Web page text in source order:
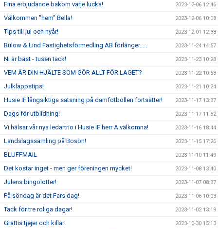
Fina erbjudande bakom varje lucka! 2023-12-06 12:46
Välkommen "hem" Bella! 2023-12-06 10:08
Tips till jul och nyår! 2023-12-01 12:38
Bülow & Lind Fastighetsförmedling AB förlänger..... 2023-11-24 14:57
Ni är bäst - tusen tack! 2023-11-23 10:28
VEM ÄR DIN HJÄLTE SOM GÖR ALLT FÖR LAGET? 2023-11-22 10:58
Julklappstips! 2023-11-21 10:24
Husie IF långsiktiga satsning på damfotbollen fortsätter! 2023-11-17 13:37
Dags för utbildning! 2023-11-17 11:52
Vi hälsar vår nya ledartrio i Husie IF herr A välkomna! 2023-11-16 18:44
Landslagssamling på Bosön! 2023-11-15 17:26
BLUFFMAIL 2023-11-10 11:49
Det kostar inget - men ger föreningen mycket! 2023-11-08 13:40
Julens bingolotter! 2023-11-07 08:37
På söndag är det Fars dag! 2023-11-06 10:03
Tack för tre roliga dagar! 2023-11-02 13:19
Grattis tjejer och killar! 2023-10-30 15:13